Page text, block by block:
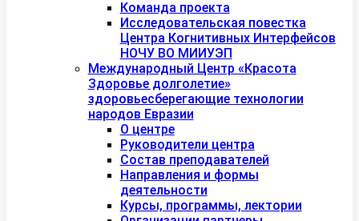
Команда проекта
Исследовательская повестка
Центра Когнитивных Интерфейсов
НОЧУ ВО МИИУЭП
Международный Центр «Красота
Здоровье долголетие»
здоровьесберегающие технологии
народов Евразии
О центре
Руководители центра
Состав преподавателей
Направления и формы
деятельности
Курсы, программы, лектории